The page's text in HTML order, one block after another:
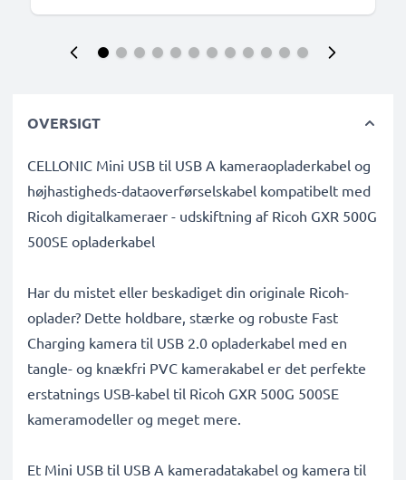
OVERSIGT
CELLONIC Mini USB til USB A kameraopladerkabel og
højhastigheds-dataoverførselskabel kompatibelt med
Ricoh digitalkameraer - udskiftning af Ricoh GXR 500G
500SE opladerkabel
Har du mistet eller beskadiget din originale Ricoh-
oplader? Dette holdbare, stærke og robuste Fast
Charging kamera til USB 2.0 opladerkabel med en
tangle- og knækfri PVC kamerakabel er det perfekte
erstatnings USB-kabel til Ricoh GXR 500G 500SE
kameramodeller og meget mere.
Et Mini USB til USB A kameradatakabel og kamera til